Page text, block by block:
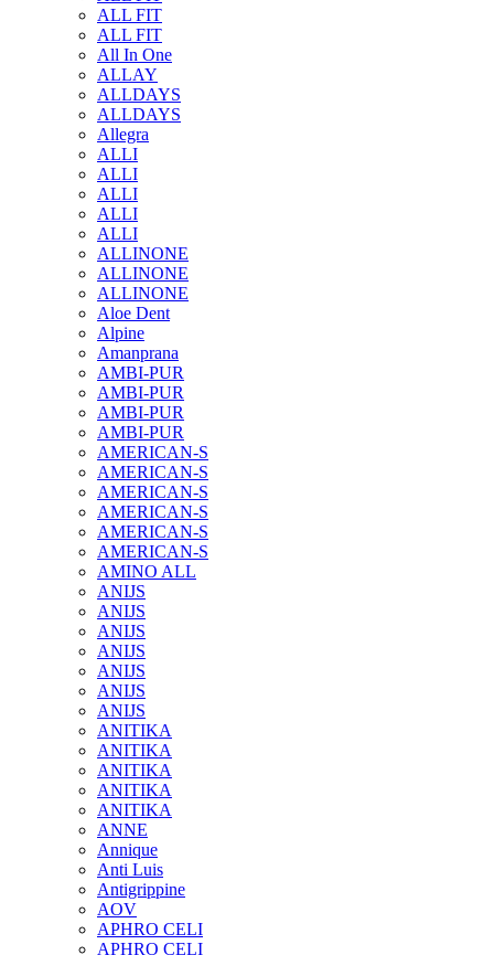
ALL FIT
ALL FIT
All In One
ALLAY
ALLDAYS
ALLDAYS
Allegra
ALLI
ALLI
ALLI
ALLI
ALLI
ALLINONE
ALLINONE
ALLINONE
Aloe Dent
Alpine
Amanprana
AMBI-PUR
AMBI-PUR
AMBI-PUR
AMBI-PUR
AMERICAN-S
AMERICAN-S
AMERICAN-S
AMERICAN-S
AMERICAN-S
AMERICAN-S
AMINO ALL
ANIJS
ANIJS
ANIJS
ANIJS
ANIJS
ANIJS
ANIJS
ANITIKA
ANITIKA
ANITIKA
ANITIKA
ANITIKA
ANNE
Annique
Anti Luis
Antigrippine
AOV
APHRO CELI
APHRO CELI